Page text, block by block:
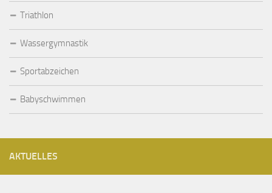
Triathlon
Wassergymnastik
Sportabzeichen
Babyschwimmen
AKTUELLES